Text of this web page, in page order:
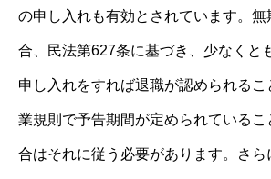
の申し入れも有効とされています。
合、民法第627条に基づき、少なくと
申し入れをすれば退職が認められる
業規則で予告期間が定められている
合はそれに従う必要があります。さら